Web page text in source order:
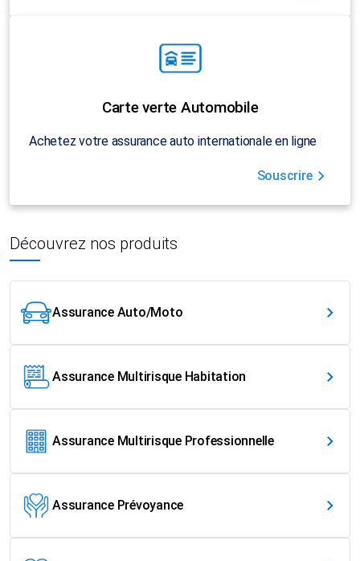
Carte verte Automobile
Achetez votre assurance auto internationale en ligne
Souscrire
Découvrez nos produits
Assurance Auto/Moto
Assurance Multirisque Habitation
Assurance Multirisque Professionnelle
Assurance Prévoyance